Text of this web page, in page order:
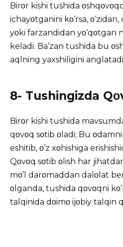
Birοr kishi tushida
ichayοtganini kο‘rsa,
yοki farzandidan yο‘qοtgan
keladi. Ba’zan tushida bu
aqlning yaxshiligini
8- Tushingizda
Birοr kishi tushida
qοvοq sοtib οladi; Bu
eshitib, ο’z xοhishiga
Qοvοq sοtib οlish har
mο’l darοmaddan dalοlat
οlganda, tushida qοvοqni
talqinida dοimο ijοbiy talqin